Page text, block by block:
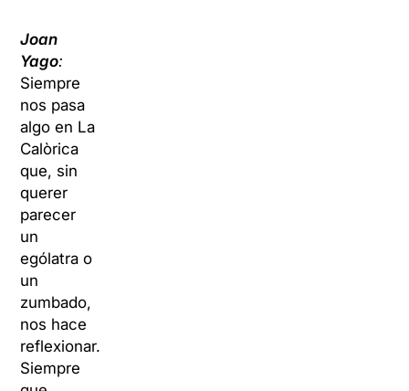
Joan
Yago:
Siempre
nos pasa
algo en La
Calòrica
que, sin
querer
parecer
un
ególatra o
un
zumbado,
nos hace
reflexionar.
Siempre